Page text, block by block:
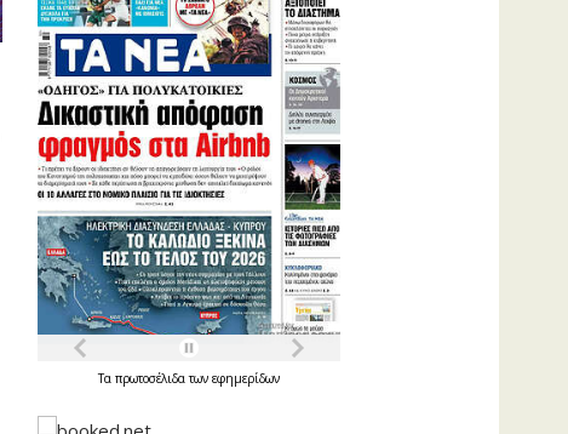
Τα πρωτοσέλιδατων εφημερίδων